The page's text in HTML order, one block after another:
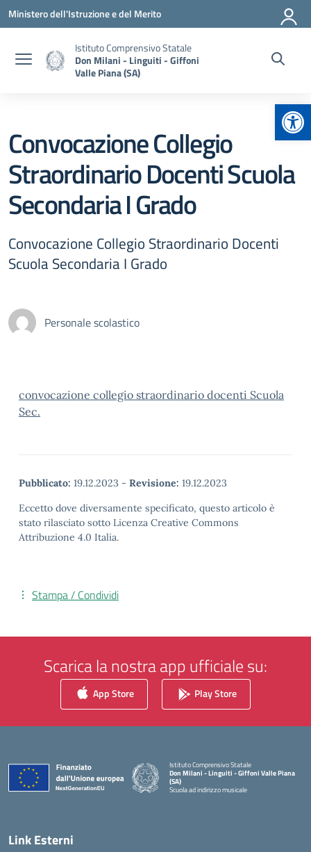
Vai ai contenuti
Vai al menu di navigazione
Vai al footer
Ministero dell'Istruzione e del Merito
Istituto Comprensivo Statale
Don Milani - Linguiti - Giffoni
Valle Piana (SA)
Convocazione Collegio
Straordinario Docenti Scuola
Secondaria I Grado
Convocazione Collegio Straordinario Docenti
Scuola Secondaria I Grado
Personale scolastico
convocazione collegio straordinario docenti Scuola
Sec.
Pubblicato: 19.12.2023 - Revisione: 19.12.2023
Eccetto dove diversamente specificato, questo articolo è
stato rilasciato sotto Licenza Creative Commons
Attribuzione 4.0 Italia.
Stampa / Condividi
Scarica la nostra app ufficiale su:
App Store Play Store
Istituto Comprensivo Statale
Don Milani - Linguiti - Giffoni Valle Piana
(SA)
Scuola ad indirizzo musicale
Link Esterni